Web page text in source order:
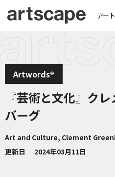
アー
Artwords®
『芸術と文化』ク
バーグ
Art and Culture, Clement
更新日
2024年03月11日